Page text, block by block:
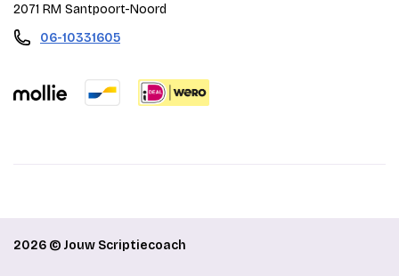
2071 RM Santpoort-Noord
06-10331605
2026 © Jouw Scriptiecoach